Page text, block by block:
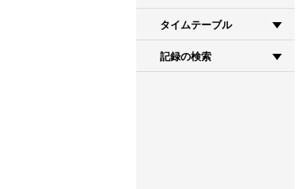
タイムテーブル
記録の検索